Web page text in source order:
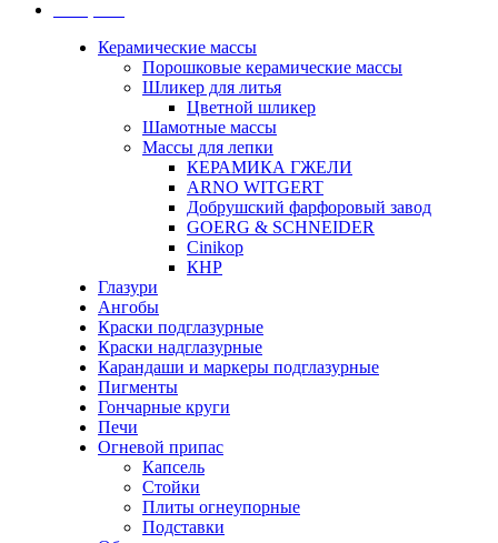
Керамические массы
Порошковые керамические массы
Шликер для литья
Цветной шликер
Шамотные массы
Массы для лепки
КЕРАМИКА ГЖЕЛИ
ARNO WITGERT
Добрушский фарфоровый завод
GOERG & SCHNEIDER
Cinikop
КНР
Глазури
Ангобы
Краски подглазурные
Краски надглазурные
Карандаши и маркеры подглазурные
Пигменты
Гончарные круги
Печи
Огневой припас
Капсель
Стойки
Плиты огнеупорные
Подставки